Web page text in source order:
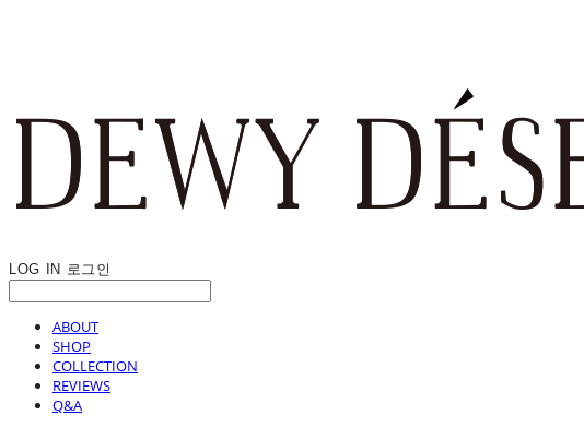
LOG IN 로그인
ABOUT
SHOP
COLLECTION
REVIEWS
Q&A